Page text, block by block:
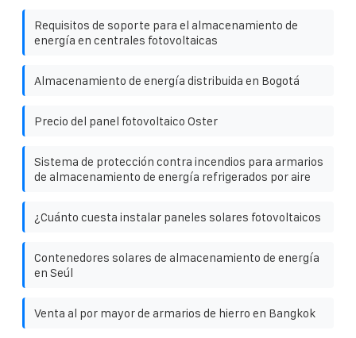
Requisitos de soporte para el almacenamiento de
energía en centrales fotovoltaicas
Almacenamiento de energía distribuida en Bogotá
Precio del panel fotovoltaico Oster
Sistema de protección contra incendios para armarios
de almacenamiento de energía refrigerados por aire
¿Cuánto cuesta instalar paneles solares fotovoltaicos
Contenedores solares de almacenamiento de energía
en Seúl
Venta al por mayor de armarios de hierro en Bangkok